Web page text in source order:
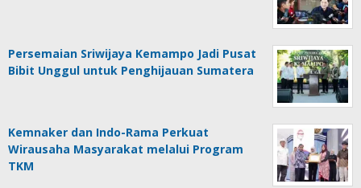
Persemaian Sriwijaya Kemampo Jadi Pusat
Bibit Unggul untuk Penghijauan Sumatera
Kemnaker dan Indo-Rama Perkuat
Wirausaha Masyarakat melalui Program
TKM